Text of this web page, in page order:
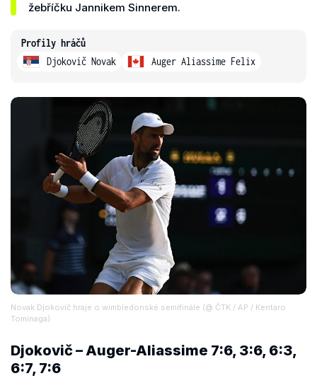
žebříčku Jannikem Sinnerem.
Profily hráčů
Djokovič Novak
Auger Aliassime Felix
Novak Djokovič hraje o wimbledonské semifinále (@ ČTK / AP / Kentaro
Tominaga)
Djokovič – Auger-Aliassime 7:6, 3:6, 6:3,
6:7, 7:6